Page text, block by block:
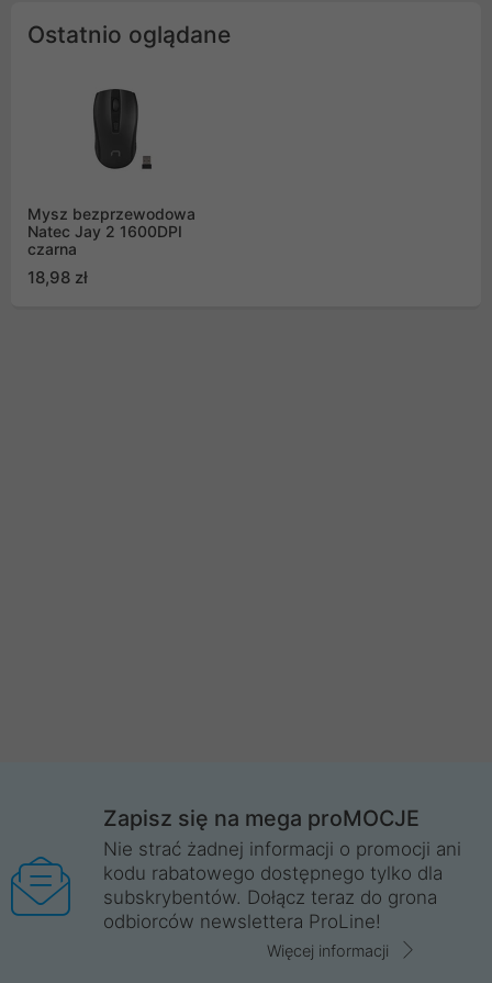
Ostatnio oglądane
Mysz bezprzewodowa
Natec Jay 2 1600DPI
czarna
18,98 zł
Zapisz się na mega proMOCJE
Nie strać żadnej informacji o promocji ani
kodu rabatowego dostępnego tylko dla
subskrybentów. Dołącz teraz do grona
odbiorców newslettera ProLine!
Więcej informacji